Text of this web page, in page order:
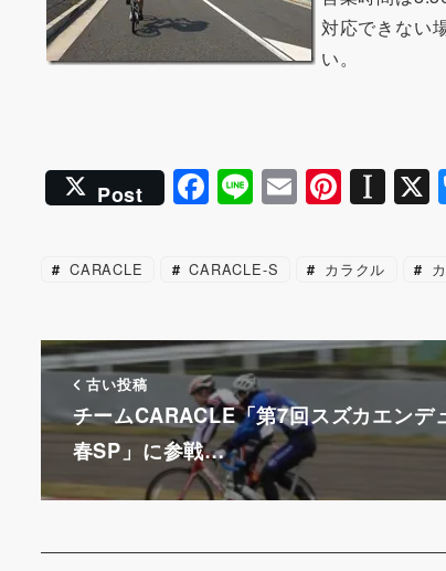
対応できない
い。
Post F
c
b
o
o
k
Li
e
E
ai
Pi
er
e
st
In
a
p
er
CARACLE CARACLE-S カラクル
古い投稿
チームCARACLE「第7回スズカエンデ
春SP」に参戦…